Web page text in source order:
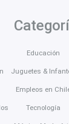
Educación
Juguetes &
Empleos en
Tecnología